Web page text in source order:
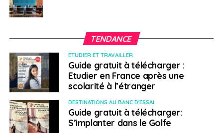
TENDANCE
ETUDIER ET TRAVAILLER
Guide gratuit à télécharger :
Etudier en France après une
scolarité à l’étranger
DESTINATIONS AU BANC D'ESSAI
Guide gratuit à télécharger:
S’implanter dans le Golfe